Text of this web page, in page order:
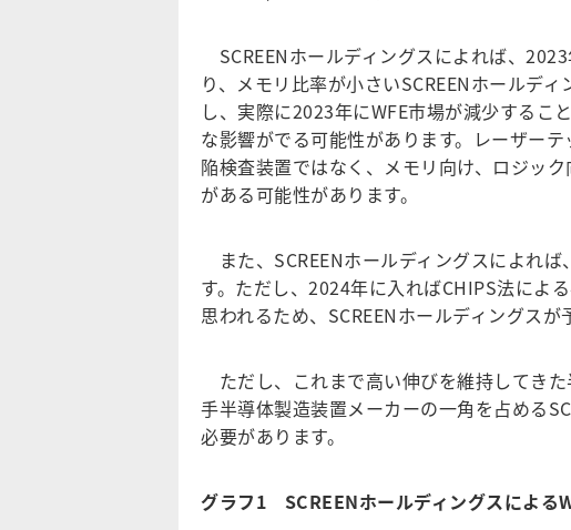
SCREENホールディングスによれば、
り、メモリ比率が小さいSCREENホールデ
し、実際に2023年にWFE市場が減少するこ
な影響がでる可能性があります。レーザー
陥検査装置ではなく、メモリ向け、ロジッ
がある可能性があります。
また、SCREENホールディングスによれ
す。ただし、2024年に入ればCHIPS法によ
思われるため、SCREENホールディングス
ただし、これまで高い伸びを維持してき
手半導体製造装置メーカーの一角を占める
必要があります。
グラフ1 SCREENホールディングスによる